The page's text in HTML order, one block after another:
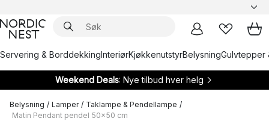
Servering & BorddekkingInteriørKjøkkenutstyrBelysningGulvtepper
Weekend Deals: Nye tilbud hver helg
Belysning / Lamper / Taklampe & Pendellampe /
Matin Pendant pendel 50x50 cm